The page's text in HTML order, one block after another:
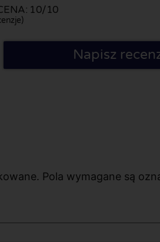
10/10
Napisz
Pola wymagane są